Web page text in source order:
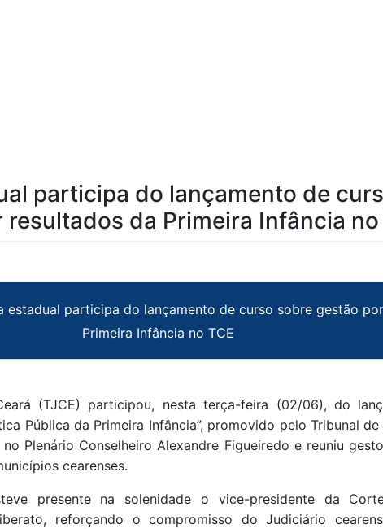
participa do lançamento de
resultados da Primeira Infância no
estadual participa do lançamento de curso sobre gestão
Primeira Infância no TCE
(TJCE) participou, nesta terça-feira (02/06), do
Pública da Primeira Infância”, promovido pelo Tribunal
Plenário Conselheiro Alexandre Figueiredo e reuniu
cearenses.
presente na solenidade o vice-presidente da
reforçando o compromisso do Judiciário